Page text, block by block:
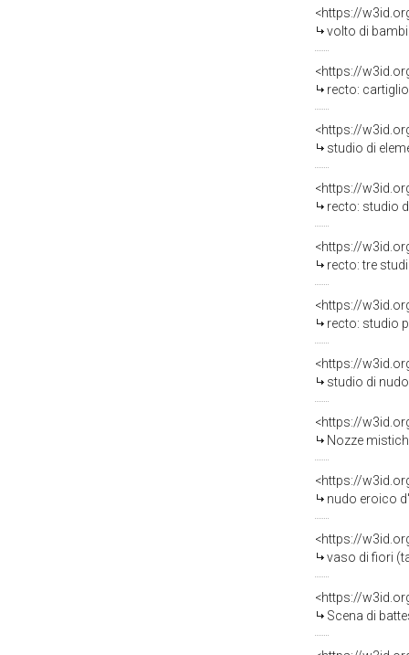
<https://
volto di
<https://
recto: cartiglio con
<https://
studio di
<https://
recto: studio di
<https://
recto: tre studi
<https://
recto: studio per baculo
<https://
studio di nudo
<https://
Nozze mistiche di
<https://
nudo eroico
<https://
vaso di fiori
<https://
Scena di